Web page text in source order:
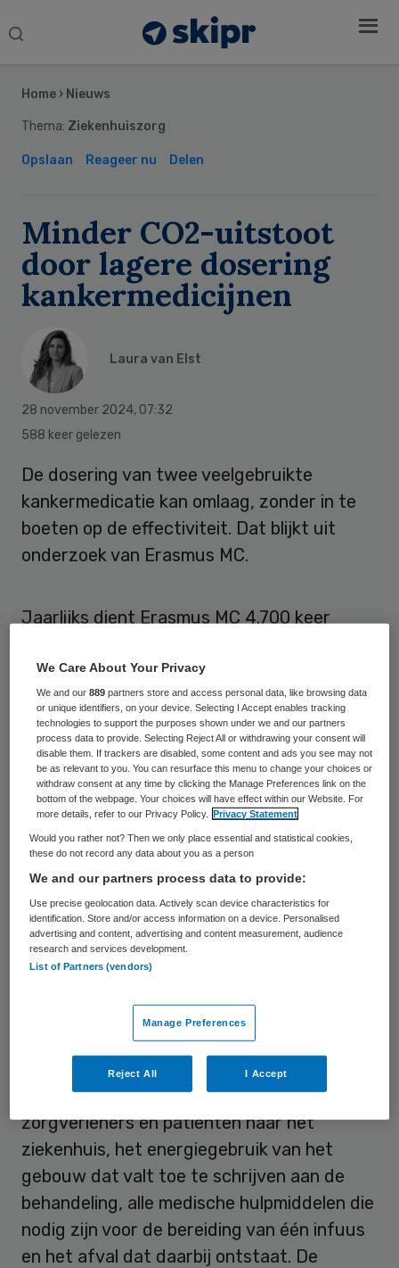
Search
Home › Nieuws
Thema: Ziekenhuiszorg
Opslaan Reageer nu Delen
Minder CO2-uitstoot
door lagere dosering
kankermedicijnen
Laura van Elst
28 november 2024, 07:32
588 keer gelezen
De dosering van twee veelgebruikte
kankermedicatie kan omlaag, zonder in te
boeten op de effectiviteit. Dat blijkt uit
onderzoek van Erasmus MC.
Jaarlijks dient Erasmus MC 4.700 keer
infuuszak toe als immuuntherapie.
Apothekers van het Erasmus MC volgen niet
de door de fabrikant geadviseerde
standaarddosis, maar bepalen de
toediening op basis van het gewicht van de
patiënt. Daardoor is er minder medicatie
nodig. Uit eerderonderzoekvan apotheker
Ruben Malmberg blijkt dat de werkwijze
effectiever en goedkoper is.
CO2-voetprint
zijn collega’s naar de impact van de
werkwijze op het milieu. Daarbij keek hij
naar de productie van de geneesmiddelen in
de fabriek, de vervoersbewegingen van
zorgverleners en patiënten naar het
ziekenhuis, het energiegebruik van het
gebouw dat valt toe te schrijven aan de
behandeling, alle medische hulpmiddelen die
nodig zijn voor de bereiding van één infuus
en het afval dat daarbij ontstaat. De
Sidebar
We Care About Your Privacy
We and our889 partners store and access personal data, like browsing data
or unique identifiers, on your device. Selecting I Accept enables tracking
technologies to support the purposes shown under we and our partners
process data to provide. Selecting Reject All or withdrawing your consent will
disable them. If trackers are disabled, some content and ads you see may not
be as relevant to you. You can resurface this menu to change your choices or
withdraw consent at any time by clicking the Manage Preferences link on the
bottom of the webpage. Your choices will have effect within our Website. For
more details, refer to our Privacy Policy.
Privacy Statement
Would you rather not? Then we only place essential and statistical cookies,
these do not record any data about you as a person
We and our partners process data to provide:
Use precise geolocation data. Actively scan device characteristics for
identification. Store and/or access information on a device. Personalised
advertising and content, advertising and content measurement, audience
research and services development.
List of Partners (vendors)
Manage Preferences
Reject All I Accept